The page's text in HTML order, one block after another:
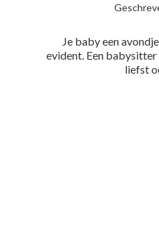
Je baby een
evident. Een
liefst